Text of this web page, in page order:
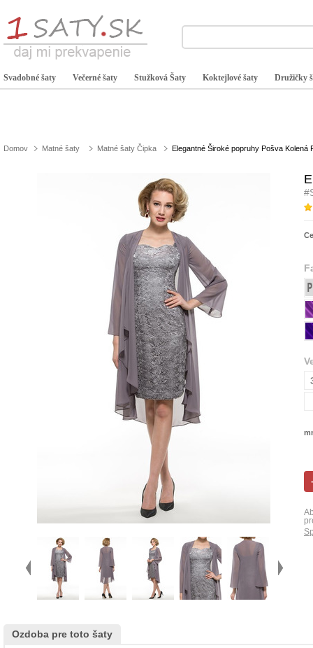
Svadobné šaty Večerné šaty Stužková Šaty Koktejlové šaty Družičky
Domov Matné šaty Matné šaty Čipka Elegantné Široké popruhy Pošva Kolená
Ozdoba pre toto šaty